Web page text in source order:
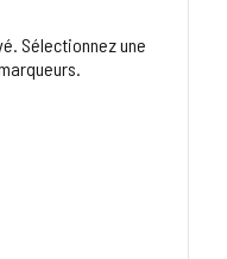
Sélectionnez une